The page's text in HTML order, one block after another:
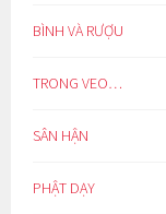
BÌNH VÀ RƯỢU
TRONG VEO…
SÂN HẬN
PHẬT DẠY